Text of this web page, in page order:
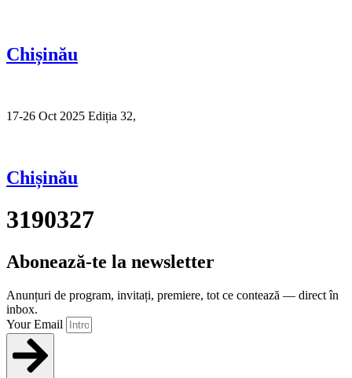
Chișinău
17-26 Oct 2025 Ediția 32,
Chișinău
3190327
Abonează-te la newsletter
Anunțuri de program, invitați, premiere, tot ce contează — direct în
inbox.
Your Email